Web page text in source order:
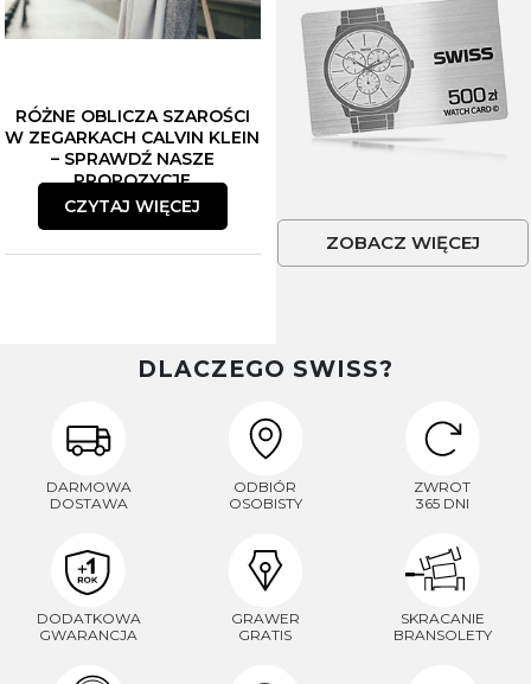
RÓŻNE OBLICZA SZAROŚCI
W ZEGARKACH CALVIN KLEIN
– SPRAWDŹ NASZE
PROPOZYCJE
CZYTAJ WIĘCEJ
ZOBACZ WIĘCEJ
DLACZEGO SWISS?
DARMOWA
DOSTAWA
ODBIÓR
OSOBISTY
ZWROT
365 DNI
DODATKOWA
GWARANCJA
GRAWER
GRATIS
SKRACANIE
BRANSOLETY